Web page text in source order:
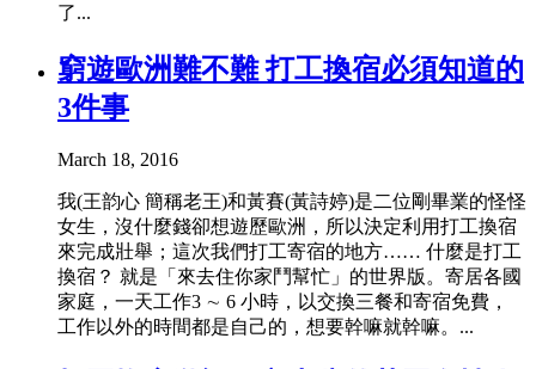
了...
窮遊歐洲難不難 打工換宿必須知道的
3件事
March 18, 2016
我(王韵心 簡稱老王)和黃賽(黃詩婷)是二位剛畢業的怪怪
女生，沒什麼錢卻想遊歷歐洲，所以決定利用打工換宿
來完成壯舉；這次我們打工寄宿的地方…… 什麼是打工
換宿？ 就是「來去住你家鬥幫忙」的世界版。寄居各國
家庭，一天工作3 ∼ 6 小時，以交換三餐和寄宿免費，
工作以外的時間都是自己的，想要幹嘛就幹嘛。...